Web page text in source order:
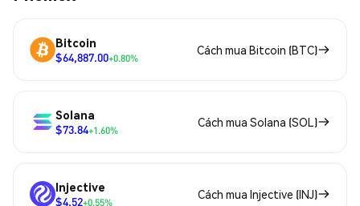
Bitcoin
$64,887.00+0.80%
Cách mua Bitcoin (BTC)
Solana
$73.84+1.60%
Cách mua Solana (SOL)
Injective
$4.52+0.55%
Cách mua Injective (INJ)